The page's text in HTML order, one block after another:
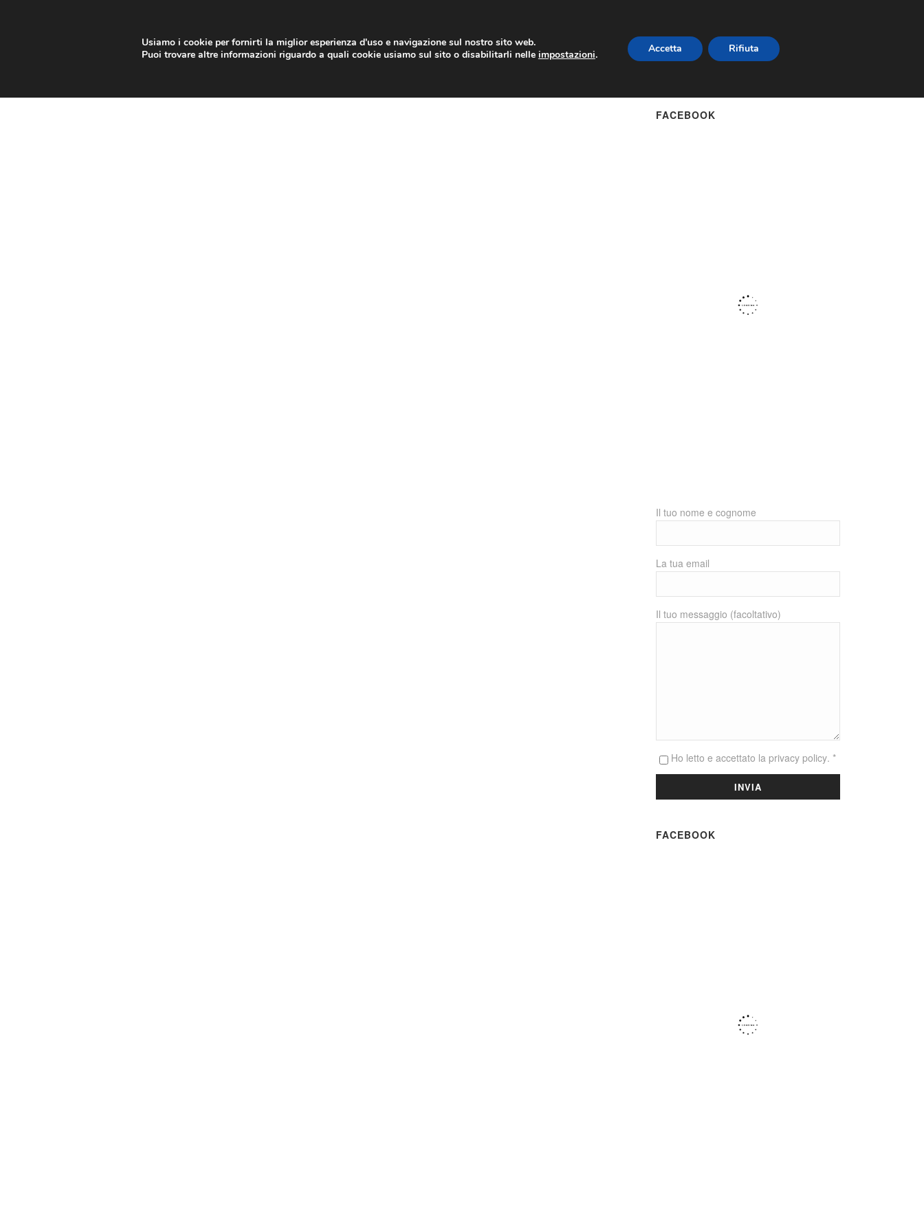
IL CLUB CORSI NEWS EVENTI BLOG SHOP DOWNLOAD NEWSLETTER
FACEBOOK
Il tuo nome e cognome
La tua email
Il tuo messaggio (facoltativo)
Ho letto e accettato laprivacy policy. *
FACEBOOK
Usiamo i cookie per fornirti la miglior esperienza d'uso e navigazione sul nostro sito web.
Puoi trovare altre informazioni riguardo a quali cookie usiamo sul sito o disabilitarli nelle impostazioni. Accetta Rifiuta